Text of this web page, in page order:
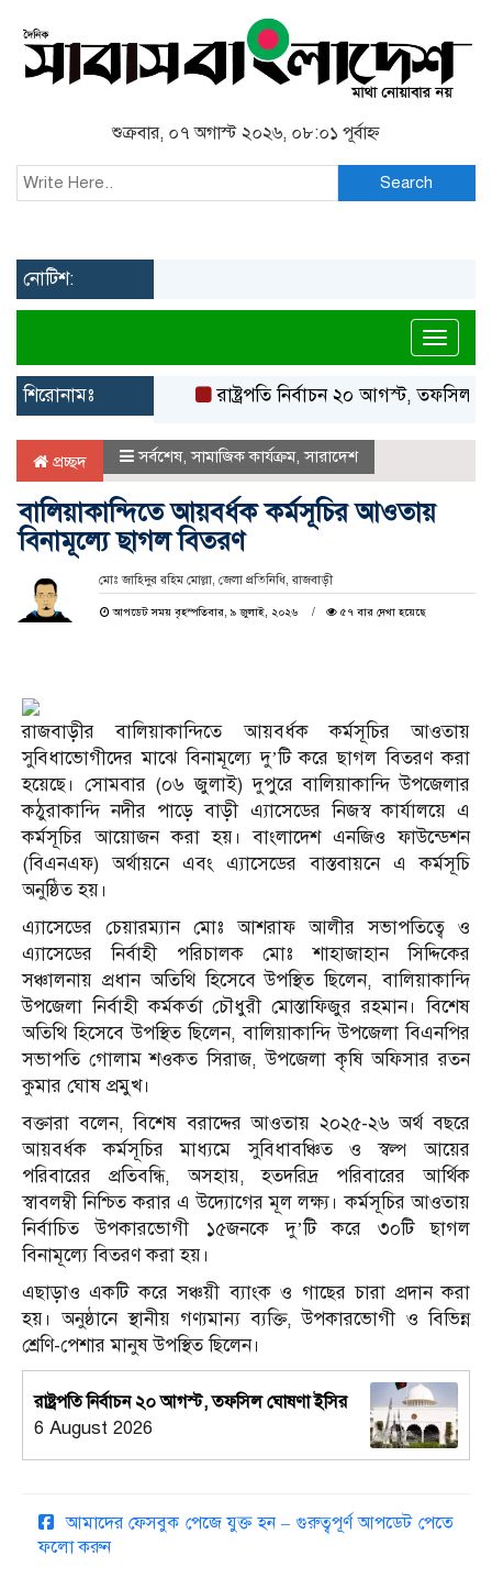
শুক্রবার, ০৭ অগাস্ট ২০২৬, ০৮:০১ পূর্বাহ্ন
Search
নোটিশ:
শিরোনামঃ রাষ্ট্রপতি নির্বাচন ২০ আগস্ট, তফসিল
প্রচ্ছদ সর্বশেষ,সামাজিক কার্যক্রম,সারাদেশ
বালিয়াকান্দিতে আয়বর্ধক কর্মসূচির আওতায়
বিনামূল্যে ছাগল বিতরণ
মোঃ জাহিদুর রহিম মোল্লা, জেলা প্রতিনিধি, রাজবাড়ী
আপডেট সময় বৃহস্পতিবার, ৯ জুলাই, ২০২৬ ৫৭ বার দেখা হয়েছে
রাজবাড়ীর বালিয়াকান্দিতে আয়বর্ধক কর্মসূচির আওতায়
সুবিধাভোগীদের মাঝে বিনামূল্যে দু’টি করে ছাগল বিতরণ করা
হয়েছে। সোমবার (০৬ জুলাই) দুপুরে বালিয়াকান্দি উপজেলার
কঠুরাকান্দি নদীর পাড়ে বাড়ী এ্যাসেডের নিজস্ব কার্যালয়ে এ
কর্মসূচির আয়োজন করা হয়। বাংলাদেশ এনজিও ফাউন্ডেশন
(বিএনএফ) অর্থায়নে এবং এ্যাসেডের বাস্তবায়নে এ কর্মসূচি
অনুষ্ঠিত হয়।
এ্যাসেডের চেয়ারম্যান মোঃ আশরাফ আলীর সভাপতিত্বে ও
এ্যাসেডের নির্বাহী পরিচালক মোঃ শাহাজাহান সিদ্দিকের
সঞ্চালনায় প্রধান অতিথি হিসেবে উপস্থিত ছিলেন, বালিয়াকান্দি
উপজেলা নির্বাহী কর্মকর্তা চৌধুরী মোস্তাফিজুর রহমান। বিশেষ
অতিথি হিসেবে উপস্থিত ছিলেন, বালিয়াকান্দি উপজেলা বিএনপির
সভাপতি গোলাম শওকত সিরাজ, উপজেলা কৃষি অফিসার রতন
কুমার ঘোষ প্রমুখ।
বক্তারা বলেন, বিশেষ বরাদ্দের আওতায় ২০২৫-২৬ অর্থ বছরে
আয়বর্ধক কর্মসূচির মাধ্যমে সুবিধাবঞ্চিত ও স্বল্প আয়ের
পরিবারের প্রতিবন্ধি, অসহায়, হতদরিদ্র পরিবারের আর্থিক
স্বাবলম্বী নিশ্চিত করার এ উদ্যোগের মূল লক্ষ্য। কর্মসূচির আওতায়
নির্বাচিত উপকারভোগী ১৫জনকে দু’টি করে ৩০টি ছাগল
বিনামূল্যে বিতরণ করা হয়।
এছাড়াও একটি করে সঞ্চয়ী ব্যাংক ও গাছের চারা প্রদান করা
হয়। অনুষ্ঠানে স্থানীয় গণ্যমান্য ব্যক্তি, উপকারভোগী ও বিভিন্ন
শ্রেণি-পেশার মানুষ উপস্থিত ছিলেন।
রাষ্ট্রপতি নির্বাচন ২০ আগস্ট, তফসিল ঘোষণা ইসির
6 August 2026
আমাদের ফেসবুক পেজে যুক্ত হন – গুরুত্বপূর্ণ আপডেট পেতে
ফলো করুন